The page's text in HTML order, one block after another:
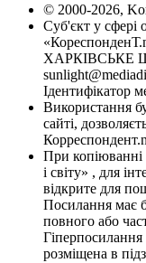
© 2000-2026,
Суб'єкт у сфері
ХАРКІВСЬКЕ
Ідентифікатор
Використання
сайті,
При копіюванні
і світу» , для
відкрите для
Посилання має
повного або
розміщена в